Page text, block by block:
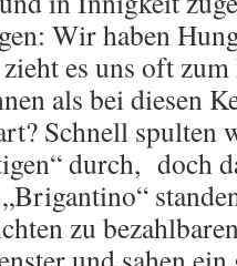
Wir haben
es uns oft
als bei diesen
Schnell spulten
durch, doch
zu